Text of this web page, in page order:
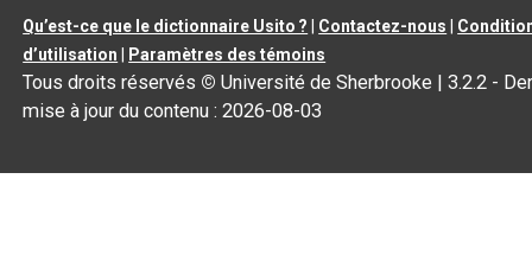
Qu’est-ce que le dictionnaire Usito ? Contactez-nous
d’utilisation
Paramètres des témoins
Tous droits réservés © Université de Sherbrooke |3.2.2 -
mise à jour du contenu :2026-08-03